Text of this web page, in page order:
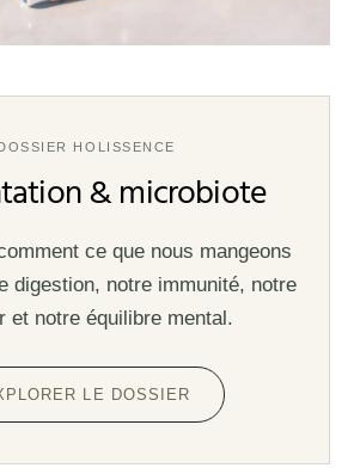
HOLISSENCE
& microbiote
ce que nous mangeons
digestion, notre immunité, notre
et notre équilibre mental.
LE DOSSIER